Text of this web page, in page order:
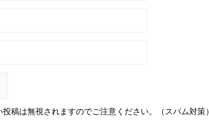
稿は無視されますのでご注意ください。（スパム対策）